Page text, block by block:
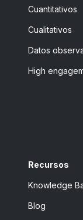
Cuantitativos
Cualitativos
Datos
High
Recursos
Knowledge
Blog